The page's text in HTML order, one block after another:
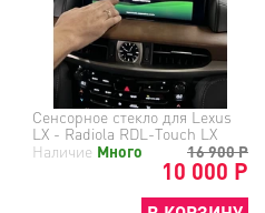
Сенсорное стекло для Lexus
LX - Radiola RDL-Touch LX
16 900Р
10 000 Р
Наличие Много